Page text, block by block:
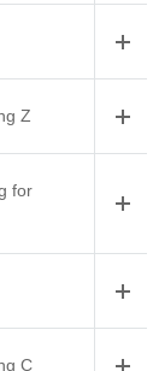
Z
for
C